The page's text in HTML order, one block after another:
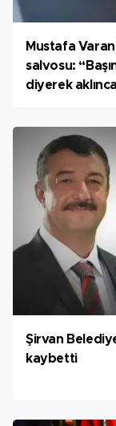
Mustafa
salvosu:
diyerek
Şirvan
kaybetti